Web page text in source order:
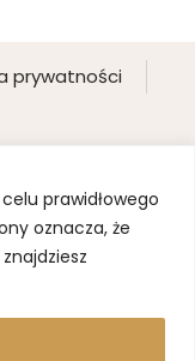
prawidłowego
oznacza, że
prywatności